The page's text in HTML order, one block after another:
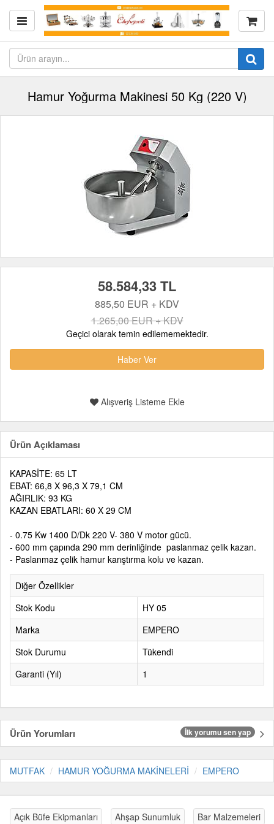
Hamur Yoğurma Makinesi 50 Kg (220 V)
58.584,33 TL
885,50 EUR + KDV
1.265,00 EUR + KDV
Geçici olarak temin edilememektedir.
Haber Ver
Alışveriş Listeme Ekle
Ürün Açıklaması
KAPASİTE: 65 LT
EBAT: 66,8 X 96,3 X 79,1 CM
AĞIRLIK: 93 KG
KAZAN EBATLARI: 60 X 29 CM
- 0.75 Kw 1400 D/Dk 220 V- 380 V motor gücü.
- 600 mm çapında 290 mm derinliğinde paslanmaz çelik kazan.
- Paslanmaz çelik hamur karıştırma kolu ve kazan.
Diğer Özellikler
Stok Kodu
HY 05
Marka
EMPERO
Stok Durumu
Tükendi
Garanti (Yıl)
1
Ürün Yorumları İlk yorumu sen yap
MUTFAK HAMUR YOĞURMA MAKİNELERİ EMPERO
Açık Büfe Ekipmanları Ahşap Sunumluk Bar Malzemeleri